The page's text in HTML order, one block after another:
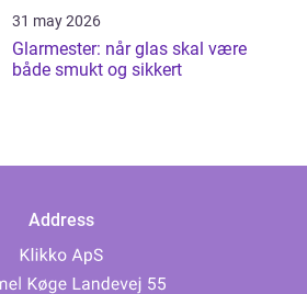
31 may 2026
Glarmester: når glas skal være
både smukt og sikkert
Address